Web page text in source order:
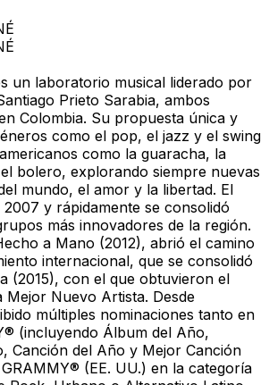
un laboratorio musical liderado por
Prieto Sarabia, ambos
Colombia. Su propuesta única y
como el pop, el jazz y el swing
como la guaracha, la
bolero, explorando siempre nuevas
mundo, el amor y la libertad. El
y rápidamente se consolidó
más innovadores de la región.
a Mano (2012), abrió el camino
internacional, que se consolidó
(2015), con el que obtuvieron el
Mejor Nuevo Artista. Desde
múltiples nominaciones tanto en
(incluyendo Álbum del Año,
Canción del Año y Mejor Canción
(EE. UU.) en la categoría